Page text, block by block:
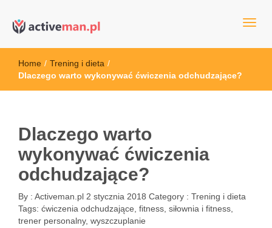
active man – sprzęt sportowy
sportowym
Home / Trening i dieta /
Dlaczego warto wykonywać ćwiczenia odchudzające?
Dlaczego warto
wykonywać ćwiczenia
odchudzające?
By : Activeman.pl 2 stycznia 2018 Category : Trening i dieta
Tags: ćwiczenia odchudzające fitness siłownia i fitness
trener personalny, wyszczuplanie